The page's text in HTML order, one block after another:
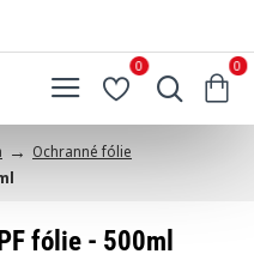
0 0
Ochranné fólie
fólie - 500ml